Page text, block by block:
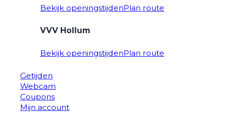
Bekijk openingstijdenPlan route
VVV Hollum
Bekijk openingstijdenPlan route
Getijden
Webcam
Coupons
Mijn account